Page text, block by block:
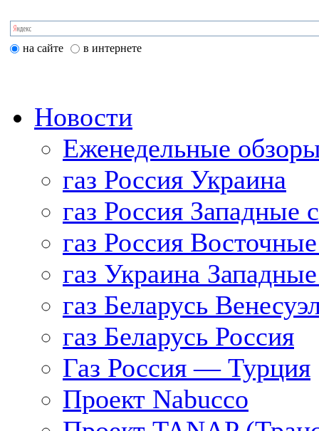
на сайте в интернете
Новости
Еженедельные
газ Россия Украина
газ Россия Западные
газ Россия
газ Украина
газ Беларусь
газ Беларусь Россия
Газ Россия — Турция
Проект Nabucco